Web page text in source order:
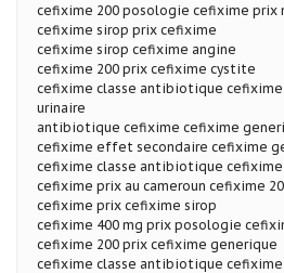
cefixime 200 posologie cefixime prix
cefixime sirop prix cefixime
cefixime sirop cefixime angine
cefixime 200 prix cefixime cystite
cefixime classe antibiotique
urinaire
antibiotique cefixime cefixime
cefixime effet secondaire cefixime
cefixime classe antibiotique
cefixime prix au cameroun cefixime
cefixime prix cefixime sirop
cefixime 400 mg prix posologie
cefixime 200 prix cefixime generique
cefixime classe antibiotique